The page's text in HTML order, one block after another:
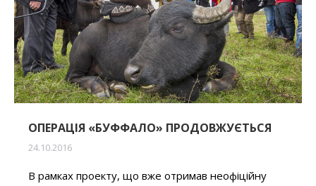
ОПЕРАЦІЯ «БУФФАЛО» ПРОДОВЖУЄТЬСЯ
24.10.2016
В рамках проекту, що вже отримав неофіційну